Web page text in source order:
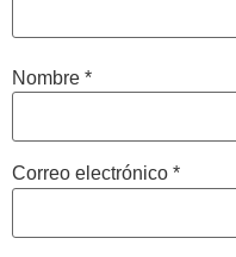
Nombre *
Correo electrónico *